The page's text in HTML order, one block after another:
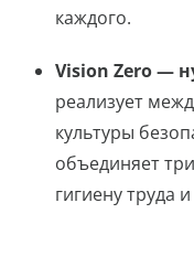
каждого.
Vision Zero —
реализует
культуры
объединяет
гигиену труда